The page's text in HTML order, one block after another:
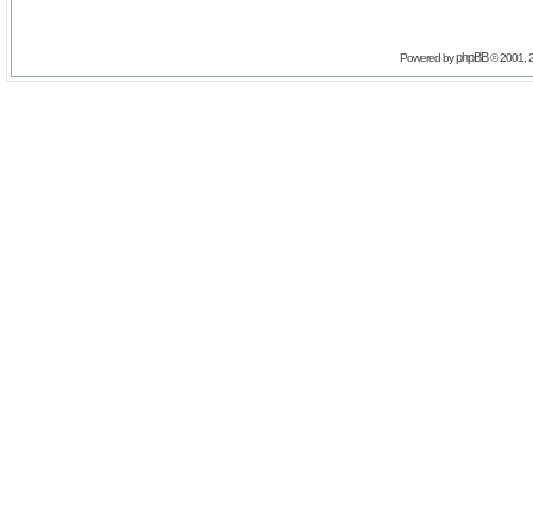
Powered byphpBB© 2001,